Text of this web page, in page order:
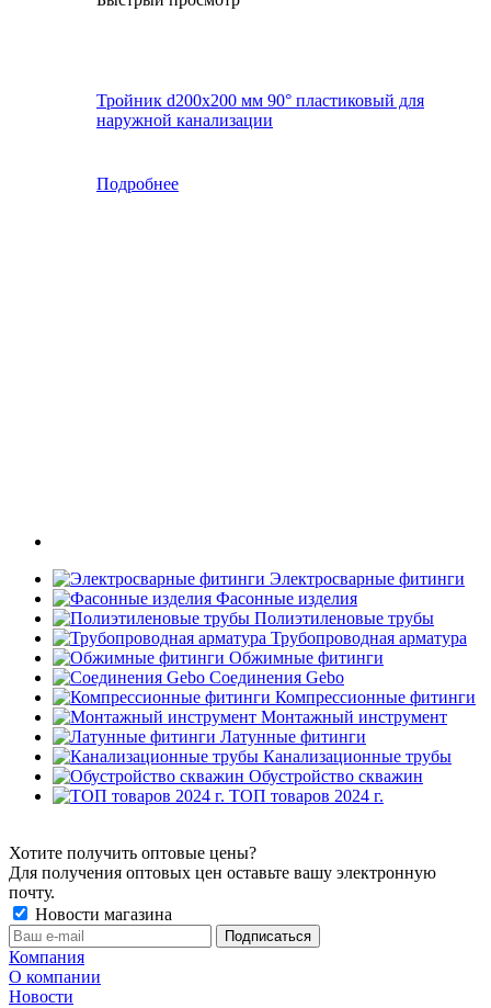
Тройник d200х200 мм 90° пластиковый для
наружной канализации
Подробнее
Электросварные фитинги
Фасонные изделия
Полиэтиленовые трубы
Трубопроводная арматура
Обжимные фитинги
Соединения Gebo
Компрессионные фитинги
Монтажный инструмент
Латунные фитинги
Канализационные трубы
Обустройство скважин
ТОП товаров 2024 г.
Хотите получить оптовые цены?
Для получения оптовых цен оставьте вашу электронную
почту.
Новости магазина
Компания
О компании
Новости